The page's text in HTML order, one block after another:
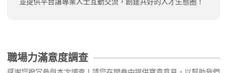
職場力滿意度調查